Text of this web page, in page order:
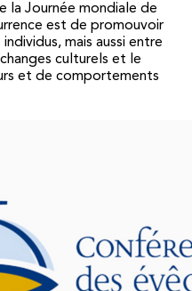
la Journée mondiale de
est de promouvoir
mais aussi entre
culturels et le
et de comportements